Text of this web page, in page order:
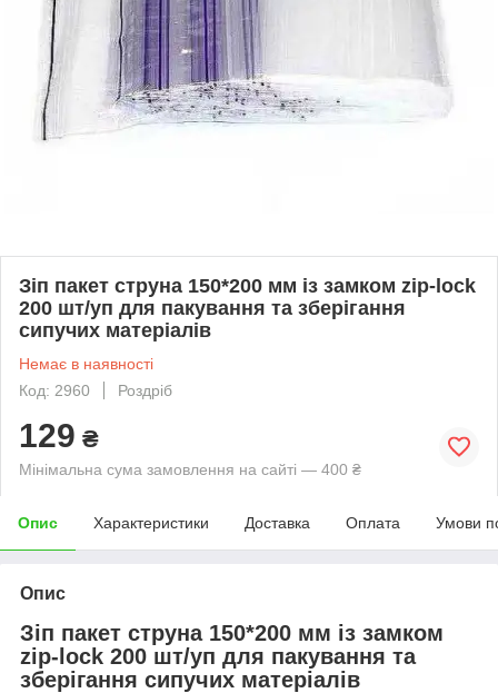
Зіп пакет струна 150*200 мм із замком zip-lock
200 шт/уп для пакування та зберігання
сипучих матеріалів
Немає в наявності
Код: 2960
Роздріб
129 ₴
Мінімальна сума замовлення на сайті — 400 ₴
Опис Характеристики Доставка Оплата Умови
Опис
Зіп пакет струна 150*200 мм із замком
zip-lock 200 шт/уп для пакування та
зберігання сипучих матеріалів